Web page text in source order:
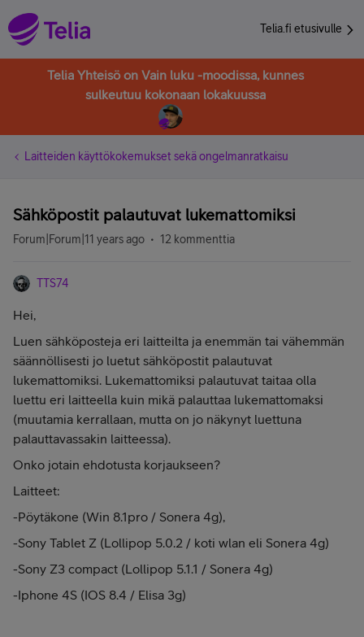
Telia.fi etusivulle
Telia Yhteisö on Vain luku -moodissa, kunnes
sulkeutuu kokonaan lokakuussa
Laitteiden käyttökokemukset sekä ongelmanratkaisu
Sähköpostit palautuvat lukemattomiksi
Forum|Forum|11 years ago 12 kommenttia
TTS74
Hei,
Luen sähköposteja eri laitteilta ja enemmän tai vähemmän
säännöllisesti jo luetut sähköpostit palautuvat
lukemattomiksi. Lukemattomiksi palautuvat taitaa olla
luettu eri laitteella kuin mikä palauttaa lukemattomaksi
(muutamia kerrallaan, mutta on jo näkynyt luettuna
palauttavassakin laitteessa).
Onko jotain ehdotusta korjaukseen?
Laitteet:
-Pöytäkone (Win 8.1pro / Sonera 4g),
-Sony Tablet Z (Lollipop 5.0.2 / koti wlan eli Sonera 4g)
-Sony Z3 compact (Lollipop 5.1.1 / Sonera 4g)
-Iphone 4S (IOS 8.4 / Elisa 3g)